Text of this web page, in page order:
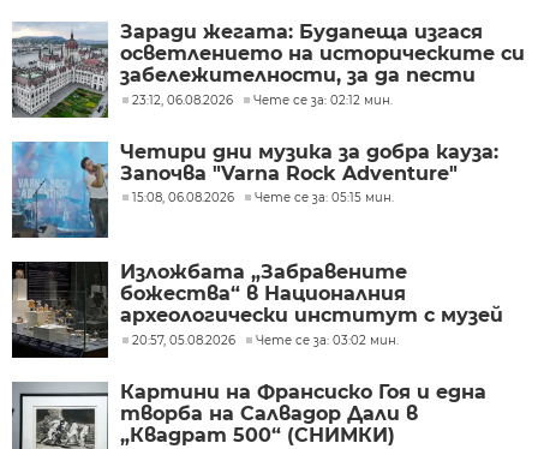
Заради жегата: Будапеща изгася
осветлението на историческите си
забележителности, за да пести
енергия
23:12, 06.08.2026 Чете се за: 02:12 мин.
Четири дни музика за добра кауза:
Започва "Varna Rock Adventure"
15:08, 06.08.2026 Чете се за: 05:15 мин.
Изложбата „Забравените
божества“ в Националния
археологически институт с музей
при БАН
20:57, 05.08.2026 Чете се за: 03:02 мин.
Картини на Франсиско Гоя и една
творба на Салвадор Дали в
„Квадрат 500“ (СНИМКИ)